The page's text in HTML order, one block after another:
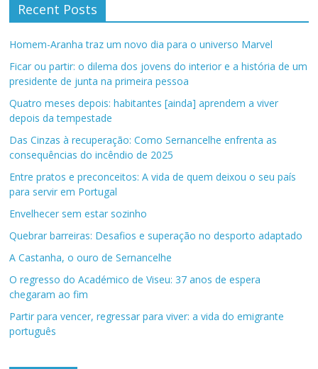
Recent Posts
Homem-Aranha traz um novo dia para o universo Marvel
Ficar ou partir: o dilema dos jovens do interior e a história de um
presidente de junta na primeira pessoa
Quatro meses depois: habitantes [ainda] aprendem a viver
depois da tempestade
Das Cinzas à recuperação: Como Sernancelhe enfrenta as
consequências do incêndio de 2025
Entre pratos e preconceitos: A vida de quem deixou o seu país
para servir em Portugal
Envelhecer sem estar sozinho
Quebrar barreiras: Desafios e superação no desporto adaptado
A Castanha, o ouro de Sernancelhe
O regresso do Académico de Viseu: 37 anos de espera
chegaram ao fim
Partir para vencer, regressar para viver: a vida do emigrante
português